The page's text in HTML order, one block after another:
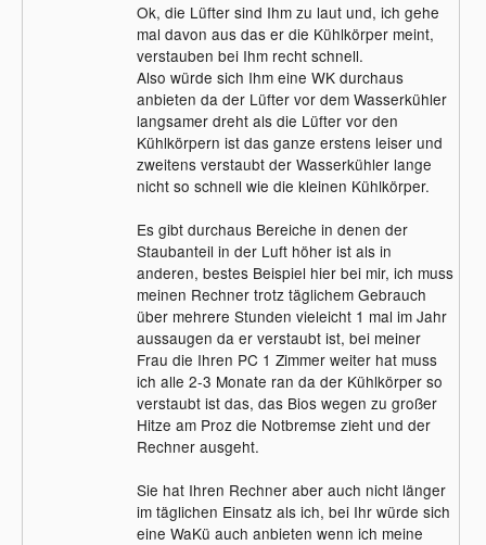
Ok, die Lüfter sind Ihm zu laut und, ich gehe
mal davon aus das er die Kühlkörper meint,
verstauben bei Ihm recht schnell.
Also würde sich Ihm eine WK durchaus
anbieten da der Lüfter vor dem Wasserkühler
langsamer dreht als die Lüfter vor den
Kühlkörpern ist das ganze erstens leiser und
zweitens verstaubt der Wasserkühler lange
nicht so schnell wie die kleinen Kühlkörper.
Es gibt durchaus Bereiche in denen der
Staubanteil in der Luft höher ist als in
anderen, bestes Beispiel hier bei mir, ich muss
meinen Rechner trotz täglichem Gebrauch
über mehrere Stunden vieleicht 1 mal im Jahr
aussaugen da er verstaubt ist, bei meiner
Frau die Ihren PC 1 Zimmer weiter hat muss
ich alle 2-3 Monate ran da der Kühlkörper so
verstaubt ist das, das Bios wegen zu großer
Hitze am Proz die Notbremse zieht und der
Rechner ausgeht.
Sie hat Ihren Rechner aber auch nicht länger
im täglichen Einsatz als ich, bei Ihr würde sich
eine WaKü auch anbieten wenn ich meine